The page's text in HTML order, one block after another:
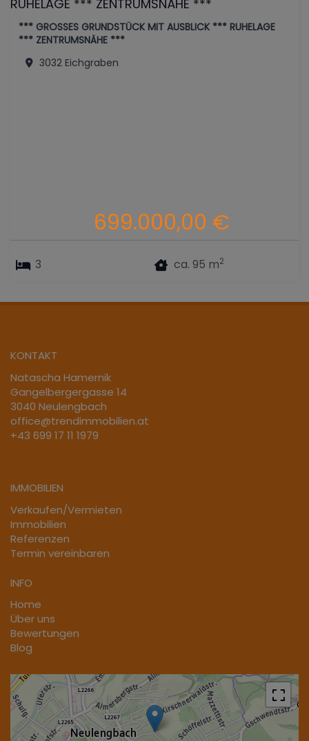
*** GROSSES GRUNDSTÜCK MIT AUSBLICK *** RUHELAGE
*** ZENTRUMSNÄHE ***
3032 Eichgraben
3 ca. 95 m2
699.000,00 €
KONTAKT
Natascha Hamernik
Gangelbergergasse 14
3040 Neulengbach
office@trendimmobilien.at
+43 699 17 11 1979
IMMOBILIEN
Verkaufen/Vermieten
Immobilien
Referenzen
Termin vereinbaren
INFO
Home
Über uns
Bewertungen
Blog